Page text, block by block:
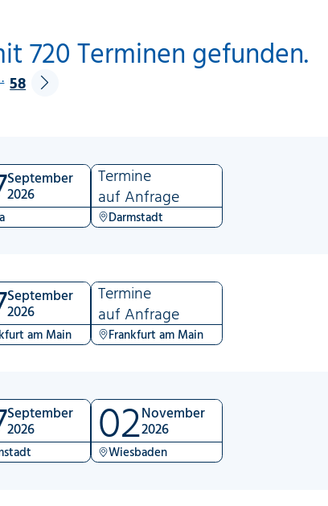
720 Terminen gefunden.
58
September
2026
Termine
auf Anfrage
Darmstadt
September
2026
am Main
Termine
auf Anfrage
Frankfurt am Main
September
2026
02November
2026
Wiesbaden